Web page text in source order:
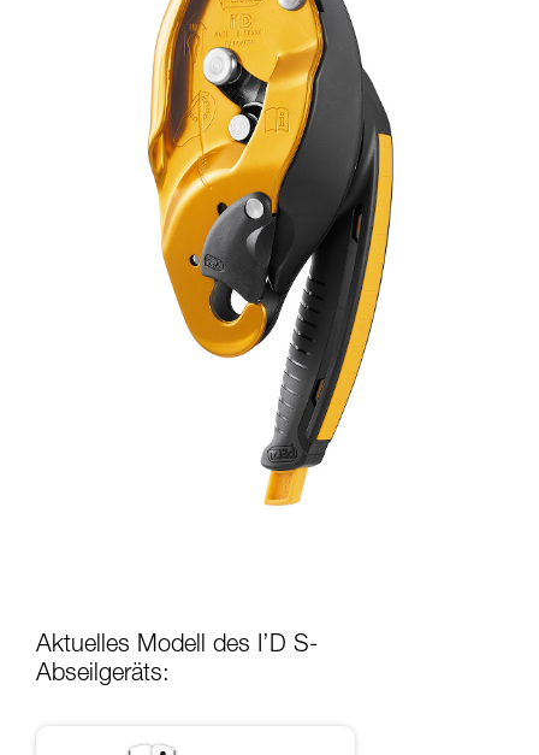
Aktuelles Modell des I’D S-
Abseilgeräts: